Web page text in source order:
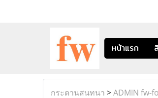
หน้าแรก
กระดานสนทนา >ADMIN fw-